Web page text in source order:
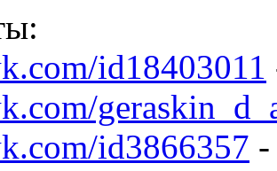
id18403011
id3866357 -